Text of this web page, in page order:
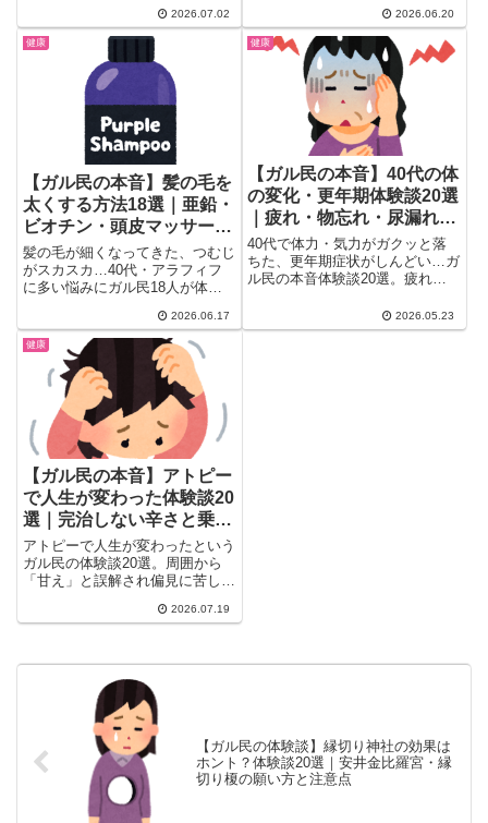
から、医師の心無い一言、看護師
や受付の塩対応まで実例を多数紹
介。口コミ投稿や転院に踏み切っ
た体験も含め、対処法のヒントを
まとめました。
2026.07.02
理の苦労・廃止の歴史まで懐かし
黒歴史を一気まとめ。500件超の
コメントから選りすぐりの体験
2026.06.20
健康
【ガル民の本音】髪の毛を
太くする方法18選｜亜鉛・
ビオチン・頭皮マッサージ
で40代の細毛対策
髪の毛が細くなってきた、つむじ
がスカスカ…40代・アラフィフ
に多い悩みにガル民18人が体験
鉄分サプリの効果、頭皮マッサー
ジ・ヘナ染めの実体験、睡眠やス
マホ依存との関係も。美容師の本
音「市販育毛商品は嘘が多い」も
紹介。
2026.06.17
健康
【ガル民の本音】40代の体
の変化・更年期体験談20選
｜疲れ・物忘れ・尿漏れへ
の対処法まとめ
40代で体力・気力がガクッと落
ちた、更年期症状がしんどい…ガ
ル民の本音体験談20選。疲れや
乱高下のリアルと、命の母A・ス
クワット・骨盤底筋トレ・早寝早
2026.05.23
健康
【ガル民の本音】アトピー
で人生が変わった体験談20
選｜完治しない辛さと乗り
越え方まとめ
アトピーで人生が変わったという
ガル民の体験談20選。周囲から
「甘え」と誤解され偏見に苦しん
最新治療の効果と費用、保湿・食
を、詳しくまとめて紹介していま
2026.07.19
【ガル民の体験談】縁切り神社の効果は
ホント？体験談20選｜安井金比羅宮・縁
切り榎の願い方と注意点